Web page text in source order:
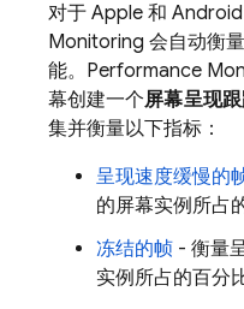
对于 Apple 和 Android
Monitoring 会自动衡
能。 Performance
幕创建一个屏幕呈现
集并衡量以下指标：
呈现速度缓慢的
的屏幕实例所占
冻结的帧 - 衡量
实例所占的百分比